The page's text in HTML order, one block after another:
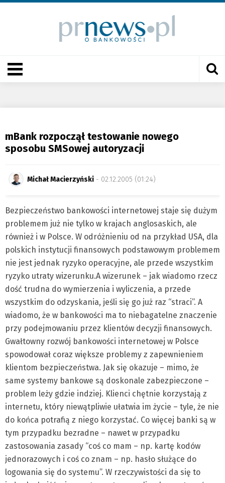
mBank rozpoczął testowanie nowego
sposobu SMSowej autoryzacji
Michał Macierzyński - 02.12.2005 (01:24)
Bezpieczeństwo bankowości internetowej staje się dużym
problemem już nie tylko w krajach anglosaskich, ale
również i w Polsce. W odróżnieniu od na przykład USA, dla
polskich instytucji finansowych podstawowym problemem
nie jest jednak ryzyko operacyjne, ale przede wszystkim
ryzyko utraty wizerunku.A wizerunek – jak wiadomo rzecz
dość trudna do wymierzenia i wyliczenia, a przede
wszystkim do odzyskania, jeśli się go już raz “straci”. A
wiadomo, że w bankowości ma to niebagatelne znaczenie
przy podejmowaniu przez klientów decyzji finansowych.
Gwałtowny rozwój bankowości internetowej w Polsce
spowodował coraz większe problemy z zapewnieniem
klientom bezpieczeństwa. Jak się okazuje – mimo, że
same systemy bankowe są doskonale zabezpieczone –
problem leży gdzie indziej. Klienci chętnie korzystają z
internetu, który niewątpliwie ułatwia im życie – tyle, że nie
do końca potrafią z niego korzystać. Co więcej banki są w
tym przypadku bezradne – nawet w przypadku
zastosowania zasady “coś co mam – np. kartę kodów
jednorazowych i coś co znam – np. hasło służące do
logowania się do systemu”. W rzeczywistości da się to